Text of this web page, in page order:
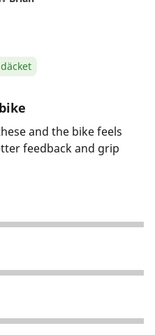
and the bike feels
feedback and grip